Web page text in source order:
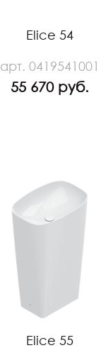
Elice 54
арт. 0419541001
55 670 руб.
Elice 55